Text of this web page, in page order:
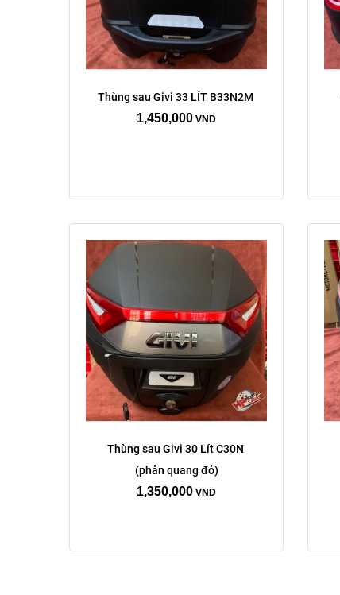
Thùng sau Givi 33 LÍT B33N2M
1,450,000 VND
Thùng sau Givi 30 Lít C30N
(phản quang đỏ)
1,350,000 VND